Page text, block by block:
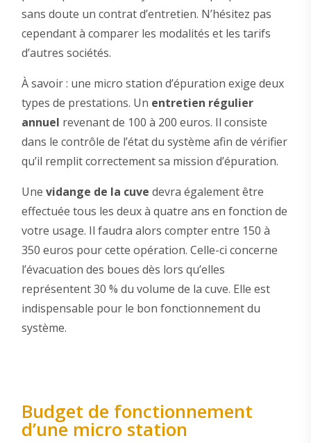
sans doute un contrat d’entretien. N’hésitez pas
cependant à comparer les modalités et les tarifs
d’autres sociétés.
À savoir : une micro station d’épuration exige deux
types de prestations. Un entretien régulier
annuel revenant de 100 à 200 euros. Il consiste
dans le contrôle de l’état du système afin de vérifier
qu’il remplit correctement sa mission d’épuration.
Une vidange de la cuve devra également être
effectuée tous les deux à quatre ans en fonction de
votre usage. Il faudra alors compter entre 150 à
350 euros pour cette opération. Celle-ci concerne
l’évacuation des boues dès lors qu’elles
représentent 30 % du volume de la cuve. Elle est
indispensable pour le bon fonctionnement du
système.
Budget de fonctionnement
d’une micro station